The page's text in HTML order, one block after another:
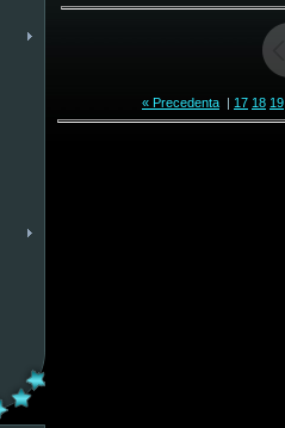
« Precedenta | 17 18 19